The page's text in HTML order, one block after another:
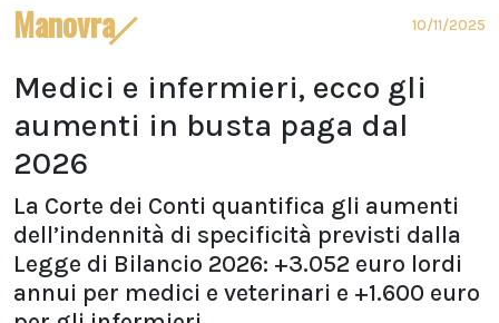
Manovra 10/11/2025
Medici e infermieri, ecco gli
aumenti in busta paga dal
2026
La Corte dei Conti quantifica gli aumenti
dell’indennità di specificità previsti dalla
Legge di Bilancio 2026: +3.052 euro lordi
annui per medici e veterinari e +1.600 euro